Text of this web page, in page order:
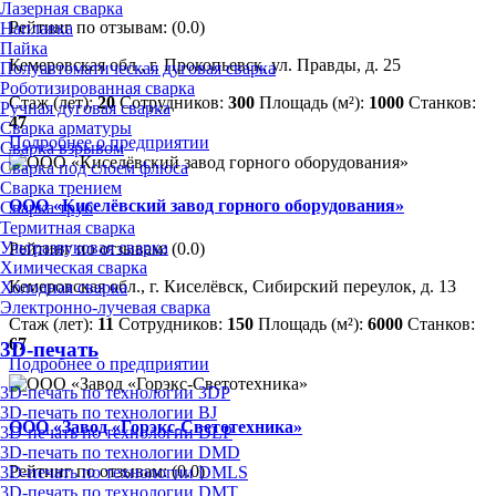
Лазерная сварка
Наплавка
Пайка
Полуавтоматическая дуговая сварка
Роботизированная сварка
Ручная дуговая сварка
Сварка арматуры
Сварка взрывом
Сварка под слоем флюса
Сварка трением
Сварка труб
Термитная сварка
Ультразвуковая сварка
Химическая сварка
Холодная сварка
Электронно-лучевая сварка
3D-печать
3D-печать по технологии 3DP
3D-печать по технологии BJ
3D-печать по технологии DLP
3D-печать по технологии DMD
3D-печать по технологии DMLS
3D-печать по технологии DMT
Рейтинг по отзывам: (0.0)
Кемеровская обл., г. Прокопьевск, ул. Правды, д. 25
Стаж (лет):20 Сотрудников: 300 Площадь (м²): 1000 Станков:
47
Подробнее о предприятии
ООО «Киселёвский завод горного оборудования»
Рейтинг по отзывам:(0.0)
Кемеровская обл., г. Киселёвск, Сибирский переулок, д. 13
Стаж (лет): 11 Сотрудников: 150 Площадь (м²): 6000 Станков:
67
Подробнее о предприятии
ООО «Завод «Горэкс-Светотехника»
Рейтинг по отзывам:(0.0)